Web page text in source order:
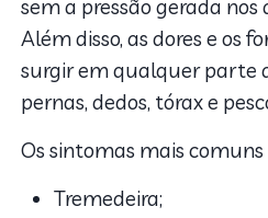
sem a pressão gerada
Além disso, as dores e os
surgir em qualquer parte
pernas, dedos, tórax e
Os sintomas mais
Tremedeira;